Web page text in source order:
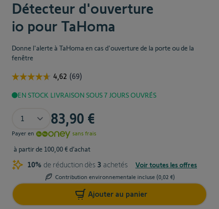
Détecteur d'ouverture
io pour TaHoma
Donne l'alerte à TaHoma en cas d'ouverture de la porte ou de la
fenêtre
EN STOCK LIVRAISON SOUS 7 JOURS OUVRÉS
83,90 €
Payer en sans frais
à partir de 100,00 € d’achat
10% de réduction dès 3 achetés Voir toutes les offres
10% 3
Contribution environnementale incluse (0,02 €)
Ajouter au panier